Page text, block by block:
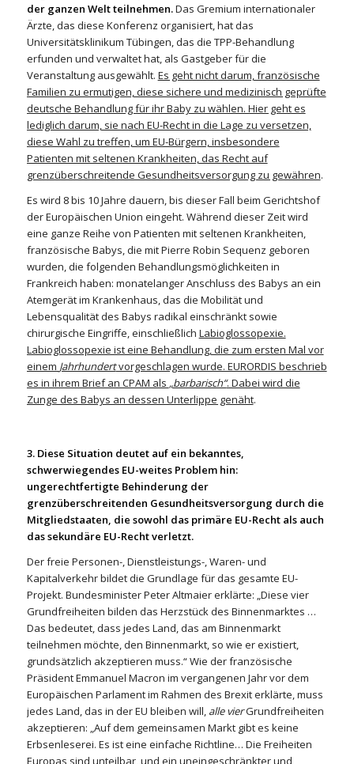
der ganzen Welt teilnehmen.Das Gremium internationaler
Ärzte, das diese Konferenz organisiert, hat das
Universitätsklinikum Tübingen, das die TPP-Behandlung
erfunden und verwaltet hat, als Gastgeber für die
Veranstaltung ausgewählt. Es geht nicht darum, französische
Familien zu ermutigen, diese sichere und medizinisch geprüfte
deutsche Behandlung für ihr Baby zu wählen. Hier geht es
lediglich darum, sie nach EU-Recht in die Lage zu versetzen,
diese Wahl zu treffen, um EU-Bürgern, insbesondere
Patienten mit seltenen Krankheiten, das Recht auf
grenzüberschreitende Gesundheitsversorgung zu gewähren.
Es wird 8 bis 10 Jahre dauern, bis dieser Fall beim Gerichtshof
der Europäischen Union eingeht. Während dieser Zeit wird
eine ganze Reihe von Patienten mit seltenen Krankheiten,
französische Babys, die mit Pierre Robin Sequenz geboren
wurden, die folgenden Behandlungsmöglichkeiten in
Frankreich haben: monatelanger Anschluss des Babys an ein
Atemgerät im Krankenhaus, das die Mobilität und
Lebensqualität des Babys radikal einschränkt sowie
chirurgische Eingriffe, einschließlich Labioglossopexie.
Labioglossopexie ist eine Behandlung, die zum ersten Mal vor
einem Jahrhundertvorgeschlagen wurde. EURORDIS beschrieb
es in ihrem Brief an CPAM als „barbarisch“. Dabei wird die
Zunge des Babys an dessen Unterlippe genäht.
3. Diese Situation deutet auf ein bekanntes,
schwerwiegendes EU-weites Problem hin:
ungerechtfertigte Behinderung der
grenzüberschreitenden Gesundheitsversorgung durch die
Mitgliedstaaten, die sowohl das primäre EU-Recht als auch
das sekundäre EU-Recht verletzt.
Der freie Personen-, Dienstleistungs-, Waren- und
Kapitalverkehr bildet die Grundlage für das gesamte EU-
Projekt. Bundesminister Peter Altmaier erklärte: „Diese vier
Grundfreiheiten bilden das Herzstück des Binnenmarktes …
Das bedeutet, dass jedes Land, das am Binnenmarkt
teilnehmen möchte, den Binnenmarkt, so wie er existiert,
grundsätzlich akzeptieren muss.“ Wie der französische
Präsident Emmanuel Macron im vergangenen Jahr vor dem
Europäischen Parlament im Rahmen des Brexit erklärte, muss
jedes Land, das in der EU bleiben will, alle vierGrundfreiheiten
akzeptieren: „Auf dem gemeinsamen Markt gibt es keine
Erbsenleserei. Es ist eine einfache Richtline… Die Freiheiten
Europas sind unteilbar, und ein uneingeschränkter und